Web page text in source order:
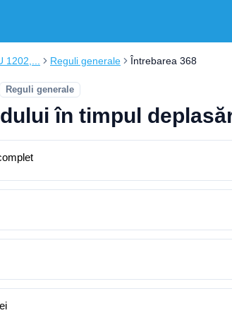
Reguli generale Întrebarea 368
Reguli generale
în timpul